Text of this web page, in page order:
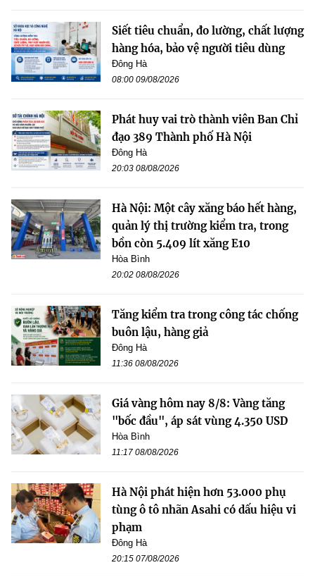
Siết tiêu chuẩn, đo lường, chất lượng
hàng hóa, bảo vệ người tiêu dùng
Đông Hà
08:00 09/08/2026
Phát huy vai trò thành viên Ban Chỉ
đạo 389 Thành phố Hà Nội
Đông Hà
20:03 08/08/2026
Hà Nội: Một cây xăng báo hết hàng,
quản lý thị trường kiểm tra, trong
bồn còn 5.409 lít xăng E10
Hòa Bình
20:02 08/08/2026
Tăng kiểm tra trong công tác chống
buôn lậu, hàng giả
Đông Hà
11:36 08/08/2026
Giá vàng hôm nay 8/8: Vàng tăng
"bốc đầu", áp sát vùng 4.350 USD
Hòa Bình
11:17 08/08/2026
Hà Nội phát hiện hơn 53.000 phụ
tùng ô tô nhãn Asahi có dấu hiệu vi
phạm
Đông Hà
20:15 07/08/2026